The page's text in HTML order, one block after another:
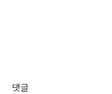
댓글